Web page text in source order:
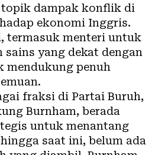
topik dampak konflik di
ekonomi Inggris.
termasuk menteri untuk
sains yang dekat dengan
mendukung penuh
fraksi di Partai Buruh,
Burnham, berada
untuk menantang
saat ini, belum ada